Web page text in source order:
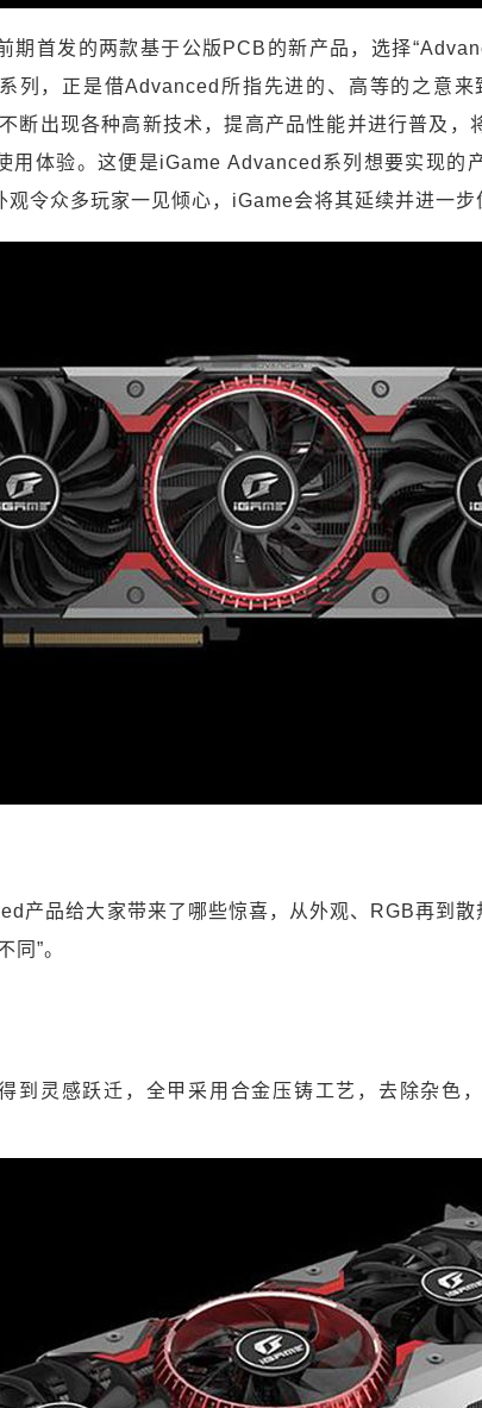
期首发的两款基于公版PCB的新产品，选择
列，正是借Advanced所指先进的、高等的之意来
断出现各种高新技术，提高产品性能并进行普及，
用体验。这便是iGame Advanced系列想要实现的
令众多玩家一见倾心，iGame会将其延续并进一步
产品给大家带来了哪些惊喜，从外观、RGB再到散
同”。
到灵感跃迁，全甲采用合金压铸工艺，去除杂色